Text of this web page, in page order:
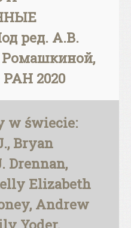
ред. А.В.
Ромашкиной,
2020
w świecie:
Bryan
Drennan,
Elizabeth
Andrew
Yoder,